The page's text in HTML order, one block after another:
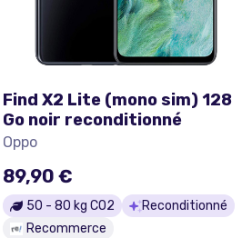
Find X2 Lite (mono sim) 128
Go noir reconditionné
Oppo
89,90 €
50 - 80 kg CO2
Reconditionné
Recommerce